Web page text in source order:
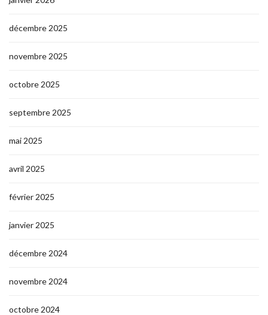
décembre 2025
novembre 2025
octobre 2025
septembre 2025
mai 2025
avril 2025
février 2025
janvier 2025
décembre 2024
novembre 2024
octobre 2024